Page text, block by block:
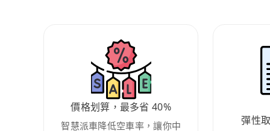
價格划算，最多省 40%
智慧派車降低空車率，讓你中 彈性